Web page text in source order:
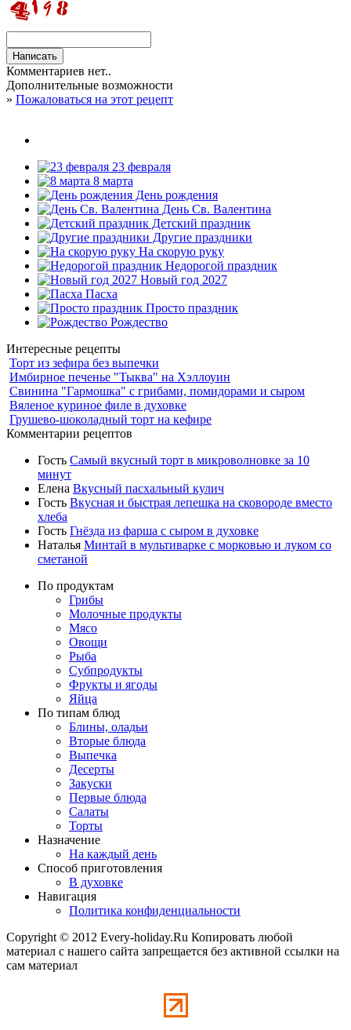
Комментариев нет..
Дополнительные возможности
» Пожаловаться на этот рецепт
23 февраля
8 марта
День рождения
День Св. Валентина
Детский праздник
Другие праздники
На скорую руку
Недорогой праздник
Новый год 2027
Пасха
Просто праздник
Рождество
Интересные рецепты
Торт из зефира без выпечки
Имбирное печенье "Тыква" на Хэллоуин
Свинина "Гармошка" с грибами, помидорами и сыром
Вяленое куриное филе в духовке
Грушево-шоколадный торт на кефире
Комментарии рецептов
Гость Самый вкусный торт в микроволновке за 10
минут
Елена Вкусный пасхальный кулич
Гость Вкусная и быстрая лепешка на сковороде вместо
хлеба
Гость Гнёзда из фарша с сыром в духовке
Наталья Минтай в мультиварке с морковью и луком со
сметаной
По продуктам
Грибы
Молочные продукты
Мясо
Овощи
Рыба
Субпродукты
Фрукты и ягоды
Яйца
По типам блюд
Блины, оладьи
Вторые блюда
Выпечка
Десерты
Закуски
Первые блюда
Салаты
Торты
Назначение
На каждый день
Способ приготовления
В духовке
Навигация
Политика конфиденциальности
Copyright © 2012 Every-holiday.Ru Копировать любой
материал с нашего сайта запрещается без активной ссылки на
сам материал